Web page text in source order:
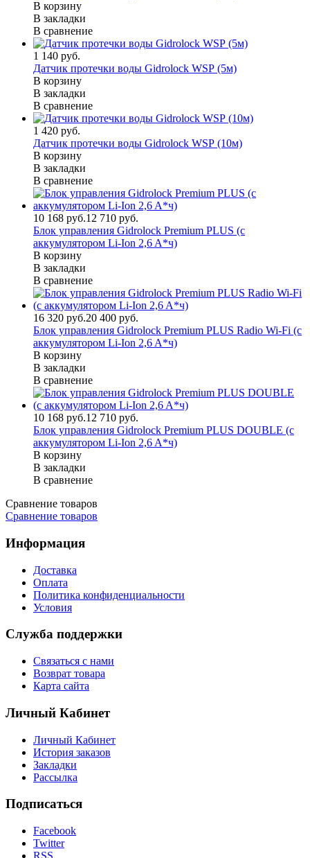
В корзину
В закладки
В сравнение
1 140 руб.
Датчик протечки воды Gidrolock WSР (5м)
В корзину
В закладки
В сравнение
1 420 руб.
Датчик протечки воды Gidrolock WSР (10м)
В корзину
В закладки
В сравнение
10 168 руб.12 710 руб.
Блок управления Gidrolock Premium PLUS (с
аккумулятором Li-Ion 2,6 A*ч)
В корзину
В закладки
В сравнение
16 320 руб.20 400 руб.
Блок управления Gidrolock Premium PLUS Radio Wi-Fi (с
аккумулятором Li-Ion 2,6 A*ч)
В корзину
В закладки
В сравнение
10 168 руб.12 710 руб.
Блок управления Gidrolock Premium PLUS DOUBLE (с
аккумулятором Li-Ion 2,6 A*ч)
В корзину
В закладки
В сравнение
Сравнение товаров
Сравнение товаров
Информация
Доставка
Оплата
Политика конфиденциальности
Условия
Служба поддержки
Связаться с нами
Возврат товара
Карта сайта
Личный Кабинет
Личный Кабинет
История заказов
Закладки
Рассылка
Подписаться
Facebook
Twitter
RSS